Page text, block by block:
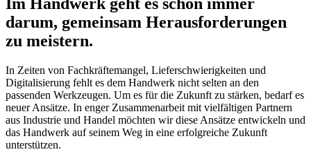
darum, gemeinsam Herausforderungen
zu meistern.
In Zeiten von Fachkräftemangel, Lieferschwierigkeiten und
Digitalisierung fehlt es dem Handwerk nicht selten an den
passenden Werkzeugen. Um es für die Zukunft zu stärken, bedarf es
neuer Ansätze. In enger Zusammenarbeit mit vielfältigen Partnern
aus Industrie und Handel möchten wir diese Ansätze entwickeln und
das Handwerk auf seinem Weg in eine erfolgreiche Zukunft
unterstützen.